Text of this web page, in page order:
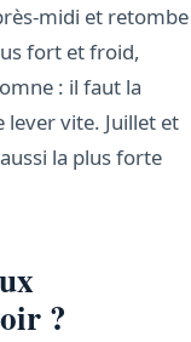
midi et retombe
fort et froid,
: il faut la
lever vite. Juillet et
la plus forte
?